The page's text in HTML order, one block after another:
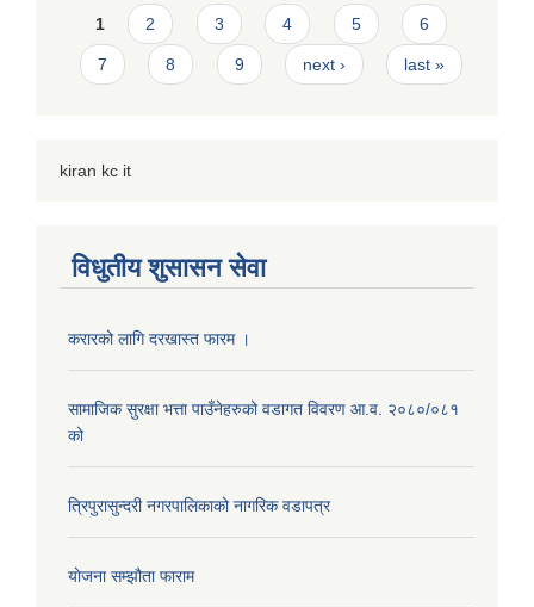
Pages
1 2 3 4 5 6
7 8 9 next › last »
kiran kc it
विधुतीय शुसासन सेवा
करारको लागि दरखास्त फारम ।
सामाजिक सुरक्षा भत्ता पाउँनेहरुको वडागत विवरण आ.व. २०८०/०८१
को
त्रिपुरासुन्दरी नगरपालिकाको नागरिक वडापत्र
याेजना सम्झौता फाराम